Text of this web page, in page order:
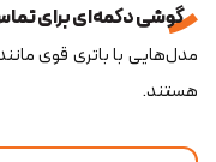
گوشی دکمه‌ای برای
هستند.